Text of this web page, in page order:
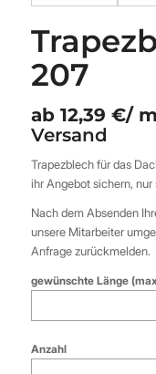
207
ab 12,39 €/
Versand
Trapezblech für das
ihr Angebot sichern,
Nach dem Absenden
unsere Mitarbeiter
Anfrage zurückmelden.
gewünschte Länge
Anzahl